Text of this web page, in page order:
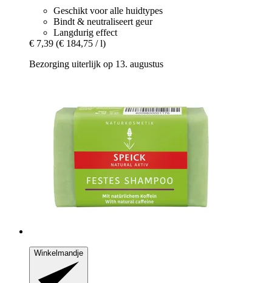
Geschikt voor alle huidtypes
Bindt & neutraliseert geur
Langdurig effect
€ 7,39 (€ 184,75 / l)
Bezorging uiterlijk op 13. augustus
Winkelmandje